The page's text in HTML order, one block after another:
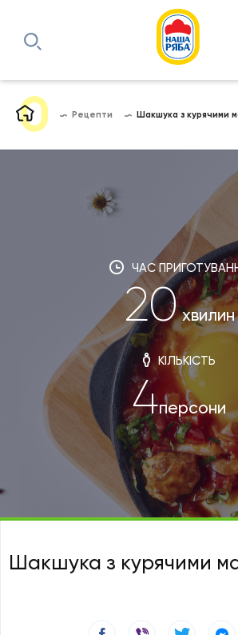
Рецепти Шакшука з курячими
ЧАС
20хвилин
КІЛЬКІСТЬ
4персони
Шакшука з курячими